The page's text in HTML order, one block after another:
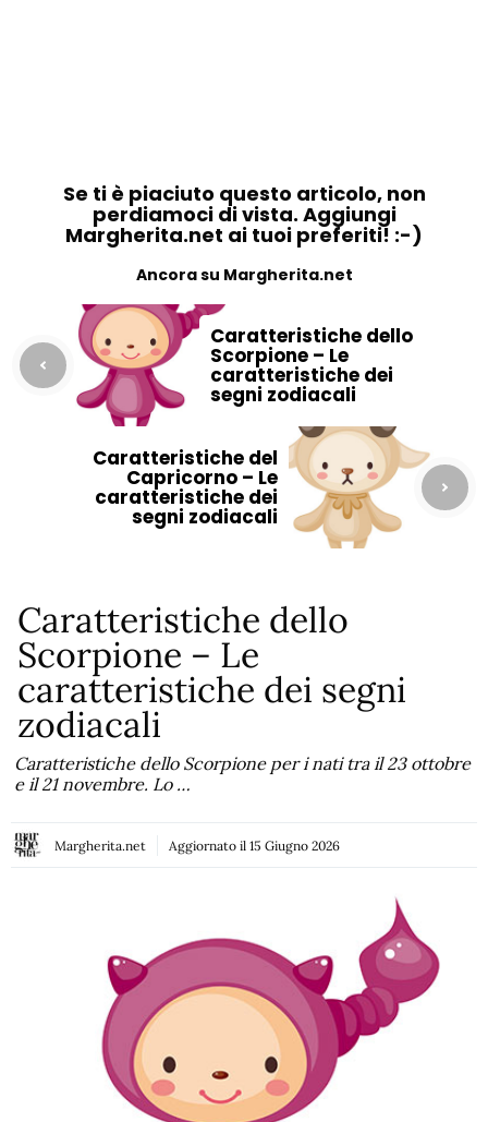
Se ti è piaciuto questo articolo, non
perdiamoci di vista. Aggiungi
Margherita.net ai tuoi preferiti! :-)
Ancora su Margherita.net
Caratteristiche dello
Scorpione – Le
caratteristiche dei
segni zodiacali
Caratteristiche del
Capricorno – Le
caratteristiche dei
segni zodiacali
Caratteristiche dello
Scorpione – Le
caratteristiche dei segni
zodiacali
Caratteristiche dello Scorpione per i nati tra il 23 ottobre
e il 21 novembre. Lo …
Margherita.net Aggiornato il 15 Giugno 2026